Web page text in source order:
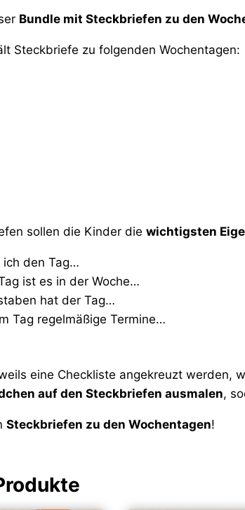
Bundle mit Steckbriefen zu den
Steckbriefe zu folgenden Wochentagen:
sollen die Kinder die wichtigsten
ich den Tag…
ist es in der Woche…
hat der Tag…
Tag regelmäßige Termine…
eine Checkliste angekreuzt werden,
auf den Steckbriefen ausmalen,
Steckbriefen zu den Wochentagen!